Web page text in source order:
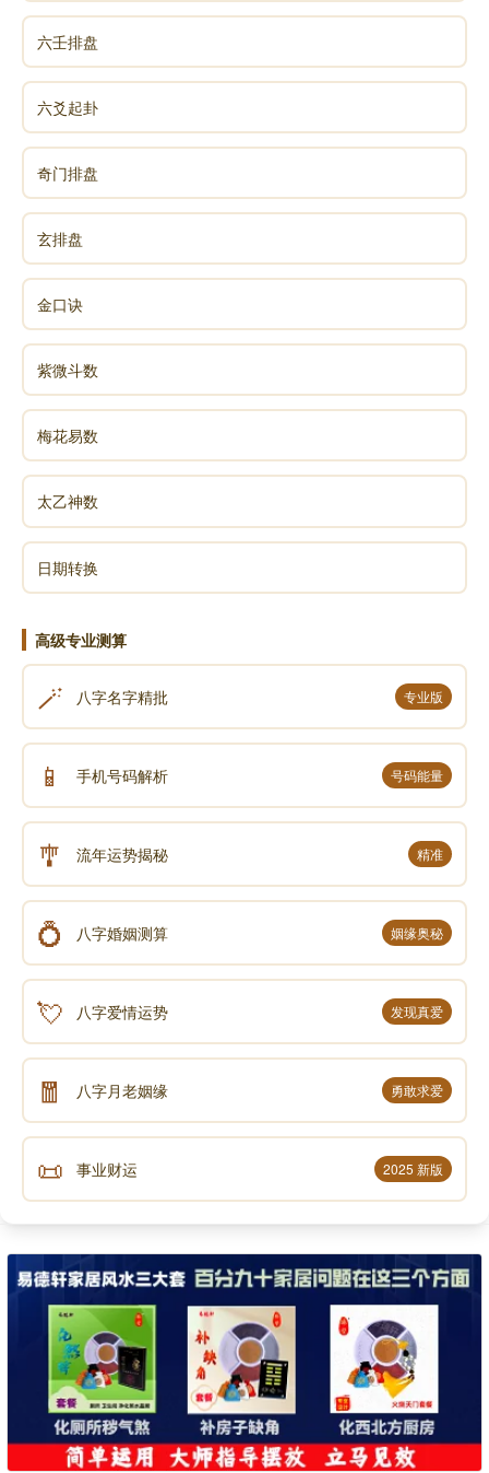
六壬排盘
六爻起卦
奇门排盘
玄排盘
金口诀
紫微斗数
梅花易数
太乙神数
日期转换
高级专业测算
🪄 八字名字精批 专业版
📱 手机号码解析 号码能量
🎐 流年运势揭秘 精准
💍 八字婚姻测算 姻缘奥秘
💘 八字爱情运势 发现真爱
🧧 八字月老姻缘 勇敢求爱
📜 事业财运 2025 新版